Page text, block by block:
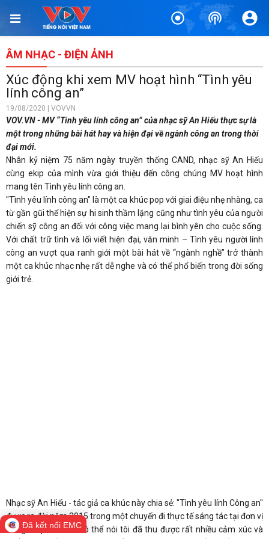
ÂM NHẠC - ĐIỆN ẢNH
Xúc động khi xem MV hoạt hình “Tình yêu
lính công an”
19/08/2020 | VOVVN
VOV.VN - MV “Tình yêu lính công an” của nhạc sỹ An Hiếu thực sự là
một trong những bài hát hay và hiện đại về ngành công an trong thời
đại mới.
Nhân kỷ niệm 75 năm ngày truyền thống CAND, nhạc sỹ An Hiếu
cùng ekip của mình vừa giới thiệu đến công chúng MV hoạt hình
mang tên Tình yêu lính công an.
"Tình yêu lính công an" là một ca khúc pop với giai điệu nhẹ nhàng, ca
từ gần gũi thể hiện sự hi sinh thầm lặng cũng như tình yêu của người
chiến sỹ công an đối với công việc mang lại bình yên cho cuộc sống.
Với chất trữ tình và lối viết hiện đại, văn minh – Tình yêu người lính
công an vượt qua ranh giới một bài hát về “ngành nghề” trở thành
một ca khúc nhạc nhẹ rất dễ nghe và có thể phổ biến trong đời sống
giới trẻ.
Nhạc sỹ An Hiếu - tác giả ca khúc này chia sẻ: "Tình yêu lính Công an"
được ra đời năm 2015 trong một chuyến đi thực tế sáng tác tại đơn vị
Công an phía Bắc. Có thể nói tôi đã thu được rất nhiều cảm xúc và
Đã kết nối EMC